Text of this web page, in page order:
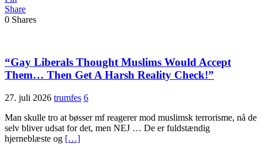
Share
0 Shares
“Gay Liberals Thought Muslims Would Accept
Them… Then Get A Harsh Reality Check!”
27. juli 2026 trumfes 6
Man skulle tro at bøsser mf reagerer mod muslimsk terrorisme, nå de
selv bliver udsat for det, men NEJ … De er fuldstændig
hjerneblæste og […]